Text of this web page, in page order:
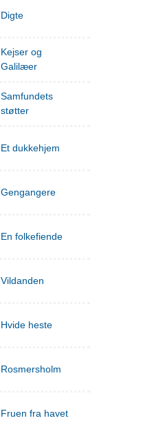
Digte
Kejser og
Galilæer
Samfundets
støtter
Et dukkehjem
Gengangere
En folkefiende
Vildanden
Hvide heste
Rosmersholm
Fruen fra havet